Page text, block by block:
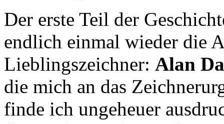
Der erste Teil der
endlich einmal wieder die
Lieblingszeichner: Alan
die mich an das
finde ich ungeheuer